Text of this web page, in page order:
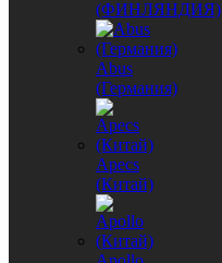
(ФИНЛЯНДИЯ)
Abus
(Германия)
Apecs
(Китай)